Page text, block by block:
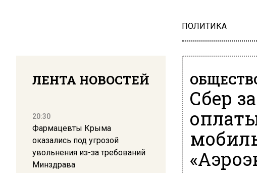
ПОЛИТИКА
ЛЕНТА НОВОСТЕЙ
20:30
Фармацевты Крыма
оказались под угрозой
увольнения из-за требований
Минздрава
Сбер